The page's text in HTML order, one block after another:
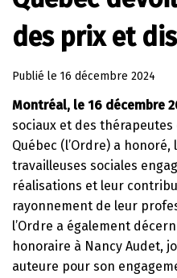
des prix et
Publié le 16 décembre 2024
Montréal, le 16 décembre
sociaux et des
Québec (l’Ordre) a
travailleuses sociales
réalisations et leur
rayonnement de leur
l’Ordre a également
honoraire à Nancy Audet,
auteure pour son